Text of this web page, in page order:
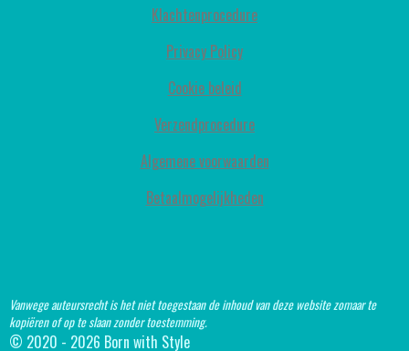
Klachtenprocedure
Privacy Policy
Cookie beleid
Verzendprocedure
Algemene voorwaarden
Betaalmogelijkheden
Vanwege auteursrecht is het niet toegestaan de inhoud van deze website zomaar te
kopiëren of op te slaan zonder toestemming.
© 2020 - 2026 Born with Style